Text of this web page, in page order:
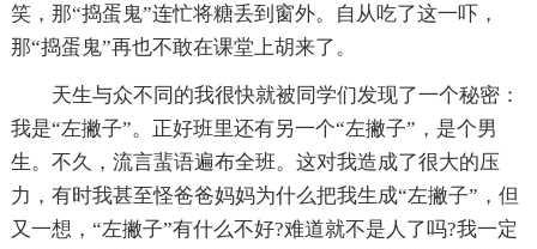
笑，那“捣蛋鬼”连忙将糖丢到窗外。自从吃了这一吓，
那“捣蛋鬼”再也不敢在课堂上胡来了。
天生与众不同的我很快就被同学们发现了一个秘密：
我是“左撇子”。正好班里还有另一个“左撇子”，是个男
生。不久，流言蜚语遍布全班。这对我造成了很大的压
力，有时我甚至怪爸爸妈妈为什么把我生成“左撇子”，但
又一想，“左撇子”有什么不好?难道就不是人了吗?我一定